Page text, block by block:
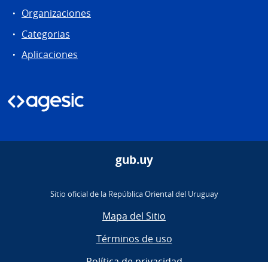
Organizaciones
Categorias
Aplicaciones
gub.uy
Sitio oficial de la República Oriental del Uruguay
Mapa del Sitio
Términos de uso